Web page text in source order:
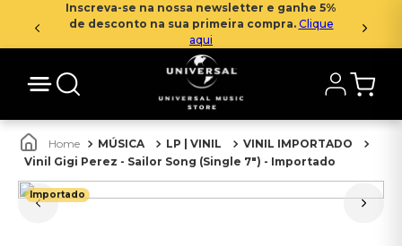
Inscreva-se na nossa newsletter e ganhe 5%
de desconto na sua primeira compra. Clique
aqui
MÚSICA LP | VINIL
VINIL IMPORTADO
Vinil Gigi Perez - Sailor Song (Single 7") - Importado
Importado